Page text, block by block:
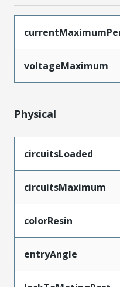
voltageMaximum
Physical
circuitsLoaded
circuitsMaximum
colorResin
entryAngle